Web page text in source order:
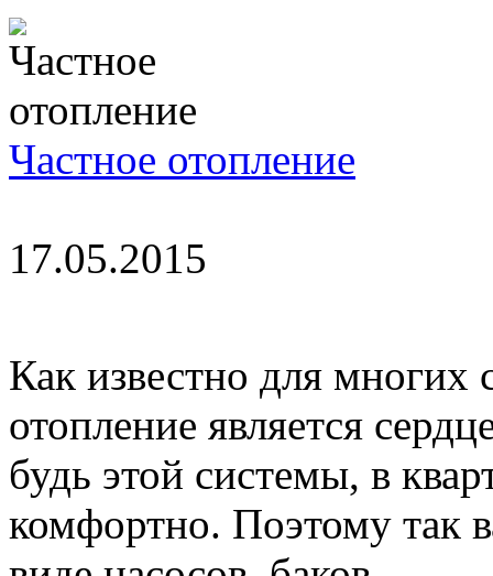
Частное отопление
17.05.2015
Как известно для многих
отопление является
будь этой системы, в
комфортно. Поэтому так